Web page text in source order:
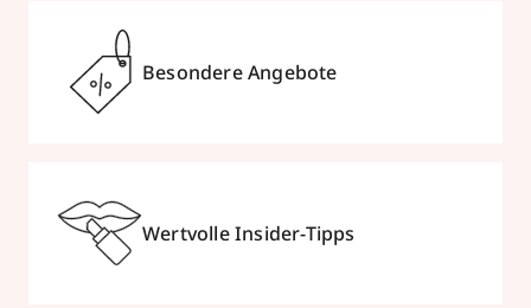
Besondere Angebote
Wertvolle Insider-Tipps